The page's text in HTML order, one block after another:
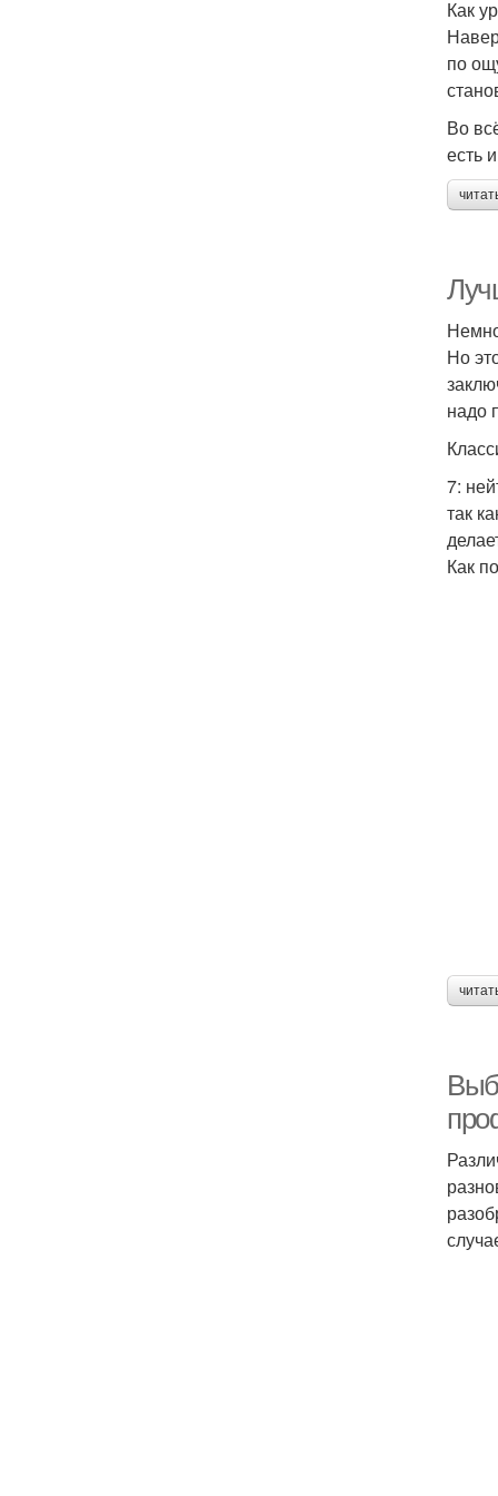
Как
по
Во
есть
Но
надо
7:
так
Как